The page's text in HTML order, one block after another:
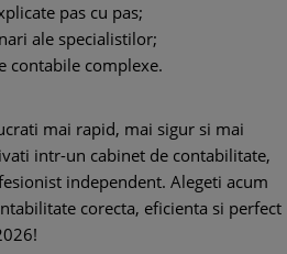
pas cu pas;
ale specialistilor;
contabile complexe.
mai rapid, mai sigur si mai
intr-un cabinet de contabilitate,
independent. Alegeti acum
corecta, eficienta si perfect